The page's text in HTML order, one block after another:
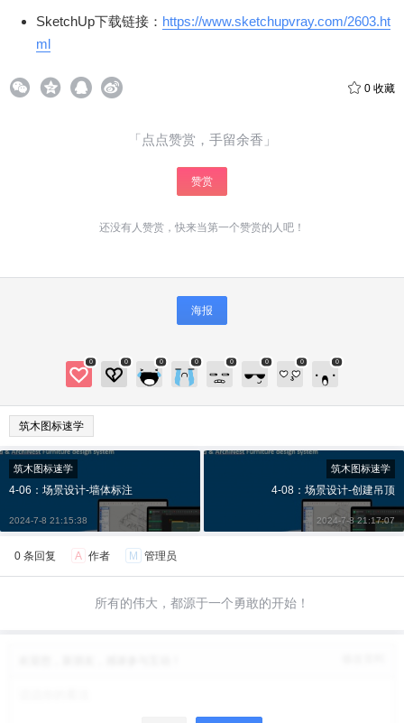
SketchUp下载链接： https://www.sketchupvray.com/2603.ht
ml
0 收藏
「点点赞赏，手留余香」
赞赏
还没有人赞赏，快来当第一个赞赏的人吧！
海报
0 0 0 0 0 0 0 0
筑木图标速学
2 元 5 10
20 元 50 元 自定义
微信支付
付费内容
微信支付
筑木图标速学
4-06：场景设计-墙体标注
2024-7-8 21:15:38
筑木图标速学
4-08：场景设计-创建吊顶
2024-7-8 21:17:07
0 条回复 A 作者 M 管理员
所有的伟大，都源于一个勇敢的开始！
您没有权限发布内容，请购买会员或者提升权
限。
6位以上
忘记密码？ 找回 已有帐号？